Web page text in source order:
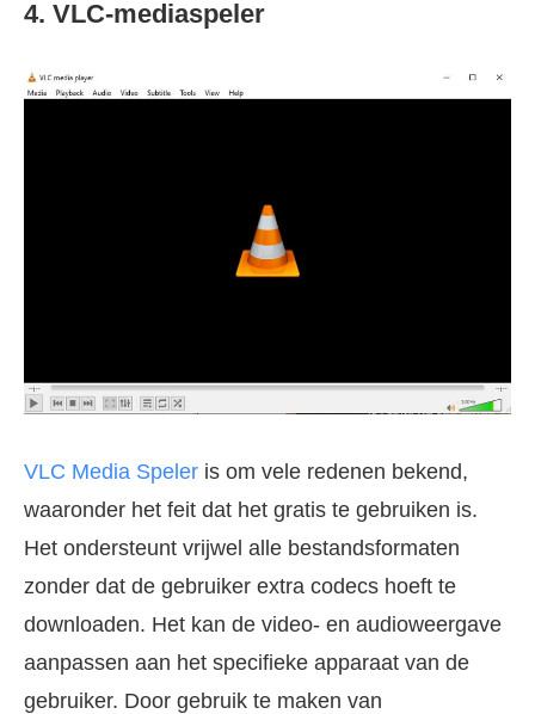
4. VLC-mediaspeler
VLC Media Speler is om vele redenen bekend,
waaronder het feit dat het gratis te gebruiken is.
Het ondersteunt vrijwel alle bestandsformaten
zonder dat de gebruiker extra codecs hoeft te
downloaden. Het kan de video- en audioweergave
aanpassen aan het specifieke apparaat van de
gebruiker. Door gebruik te maken van